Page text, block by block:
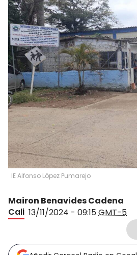
IE Alfonso López Pumarejo
Mairon Benavides Cadena
Cali 13/11/2024 - 09:15GMT-5